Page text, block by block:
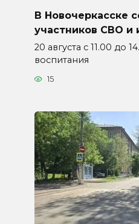
В Новочеркасске
участников СВО и
20 августа с 11.00 до
воспитания
15